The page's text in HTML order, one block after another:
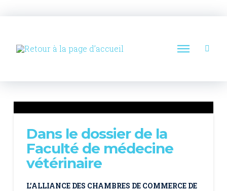
Dans le dossier de la
Faculté de médecine
vétérinaire
L’ALLIANCE DES CHAMBRES DE COMMERCE DE